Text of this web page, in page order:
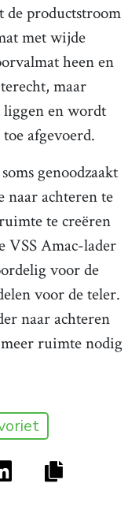
de productstroom
met wijde
heen en
maar
en wordt
afgevoerd.
genoodzaakt
naar achteren te
te creëren
VSS Amac-lader
voor de
voor de teler.
naar achteren
ruimte nodig